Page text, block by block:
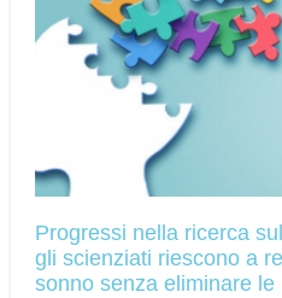
Progressi nella ricerca
gli scienziati riescono a
sonno senza eliminare